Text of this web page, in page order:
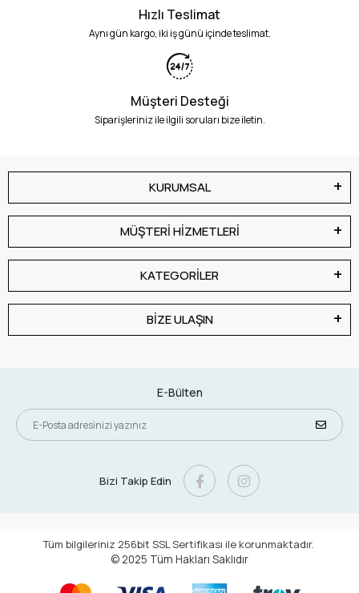
Hızlı Teslimat
Aynı gün kargo, iki iş günü içinde teslimat.
Müşteri Desteği
Siparişleriniz ile ilgili soruları bize iletin.
KURUMSAL
MÜŞTERİ HİZMETLERİ
KATEGORİLER
BİZE ULAŞIN
E-Bülten
Bizi Takip Edin
Tüm bilgileriniz 256bit SSL Sertifikası ile korunmaktadır.
© 2025 Tüm Hakları Saklıdır